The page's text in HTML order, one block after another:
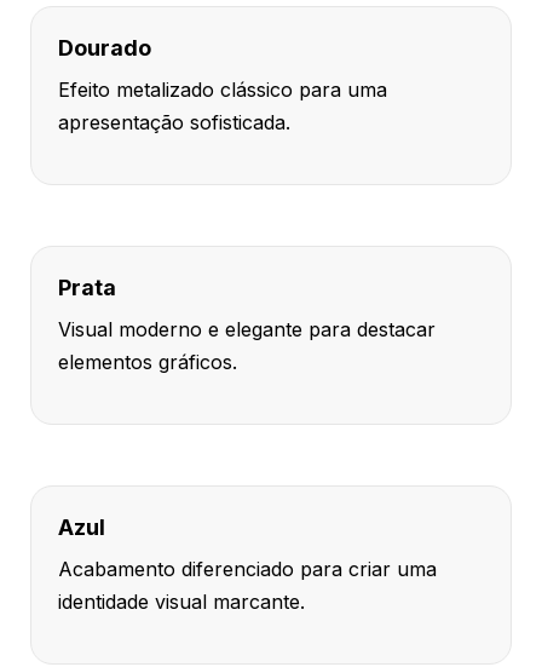
Dourado
Efeito metalizado clássico para uma
apresentação sofisticada.
Prata
Visual moderno e elegante para destacar
elementos gráficos.
Azul
Acabamento diferenciado para criar uma
identidade visual marcante.